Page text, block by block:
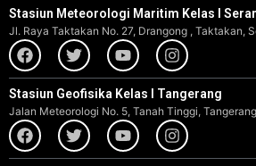
Stasiun Meteorologi Maritim Kelas I
Jl. Raya Taktakan No. 27, Drangong , Taktakan,
Stasiun Geofisika Kelas I Tangerang
Jalan Meteorologi No. 5, Tanah Tinggi,